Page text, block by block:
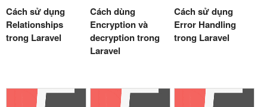
Cách sử dụng
Relationships
trong Laravel
Cách dùng
Encryption và
decryption trong
Laravel
Cách sử dụng
Error Handling
trong Laravel